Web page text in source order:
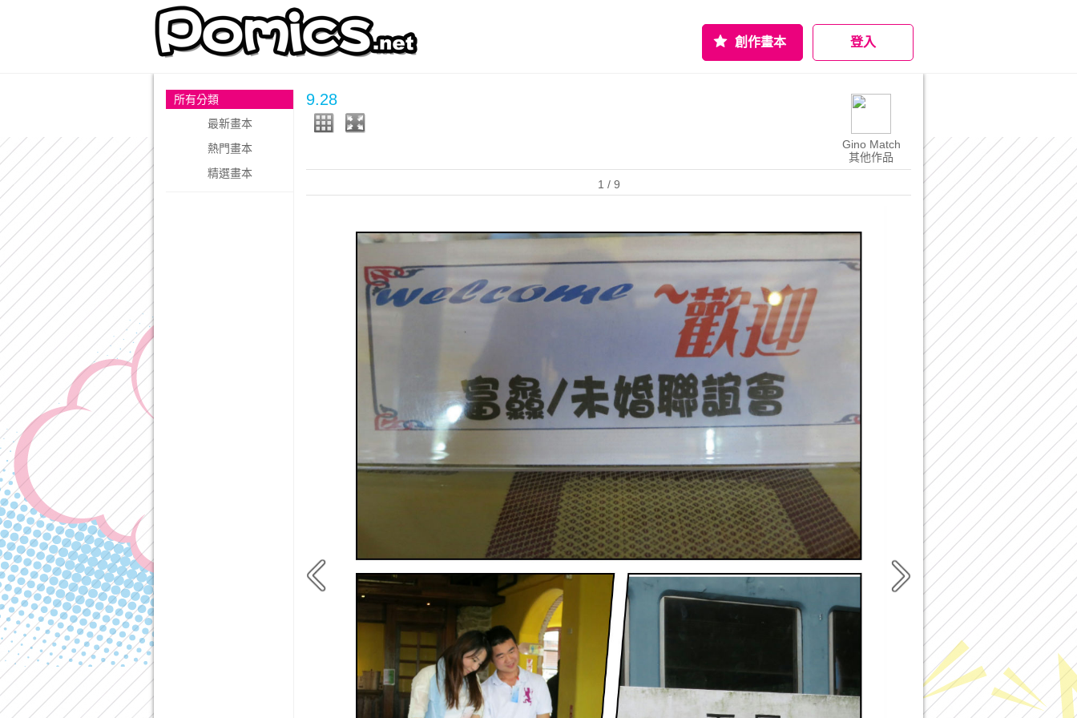
創作畫本 登入
9.28
Gino Match
其他作品
1 / 9
所有分類
最新畫本
熱門畫本
精選畫本